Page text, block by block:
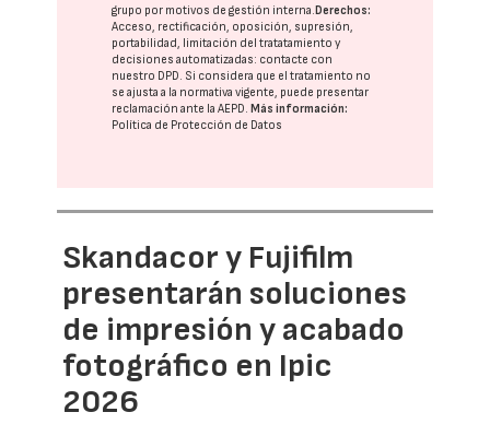
grupo por motivos de gestión interna. Derechos:
Acceso, rectificación, oposición, supresión,
portabilidad, limitación del tratatamiento y
decisiones automatizadas: contacte con
nuestro DPD. Si considera que el tratamiento no
se ajusta a la normativa vigente, puede presentar
reclamación ante laAEPD. Más información:
Política de Protección de Datos
Skandacor y Fujifilm
presentarán soluciones
de impresión y acabado
fotográfico en Ipic
2026